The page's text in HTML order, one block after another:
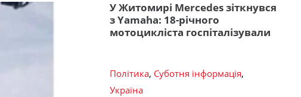
У Житомирі Mercedes зіткнувся
з Yamaha: 18-річного
мотоцикліста госпіталізували
Політика, Суботня інформація,
Україна